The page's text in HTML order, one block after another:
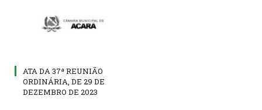
ATA DA 37ª REUNIÃO
ORDINÁRIA, DE 29 DE
DEZEMBRO DE 2023